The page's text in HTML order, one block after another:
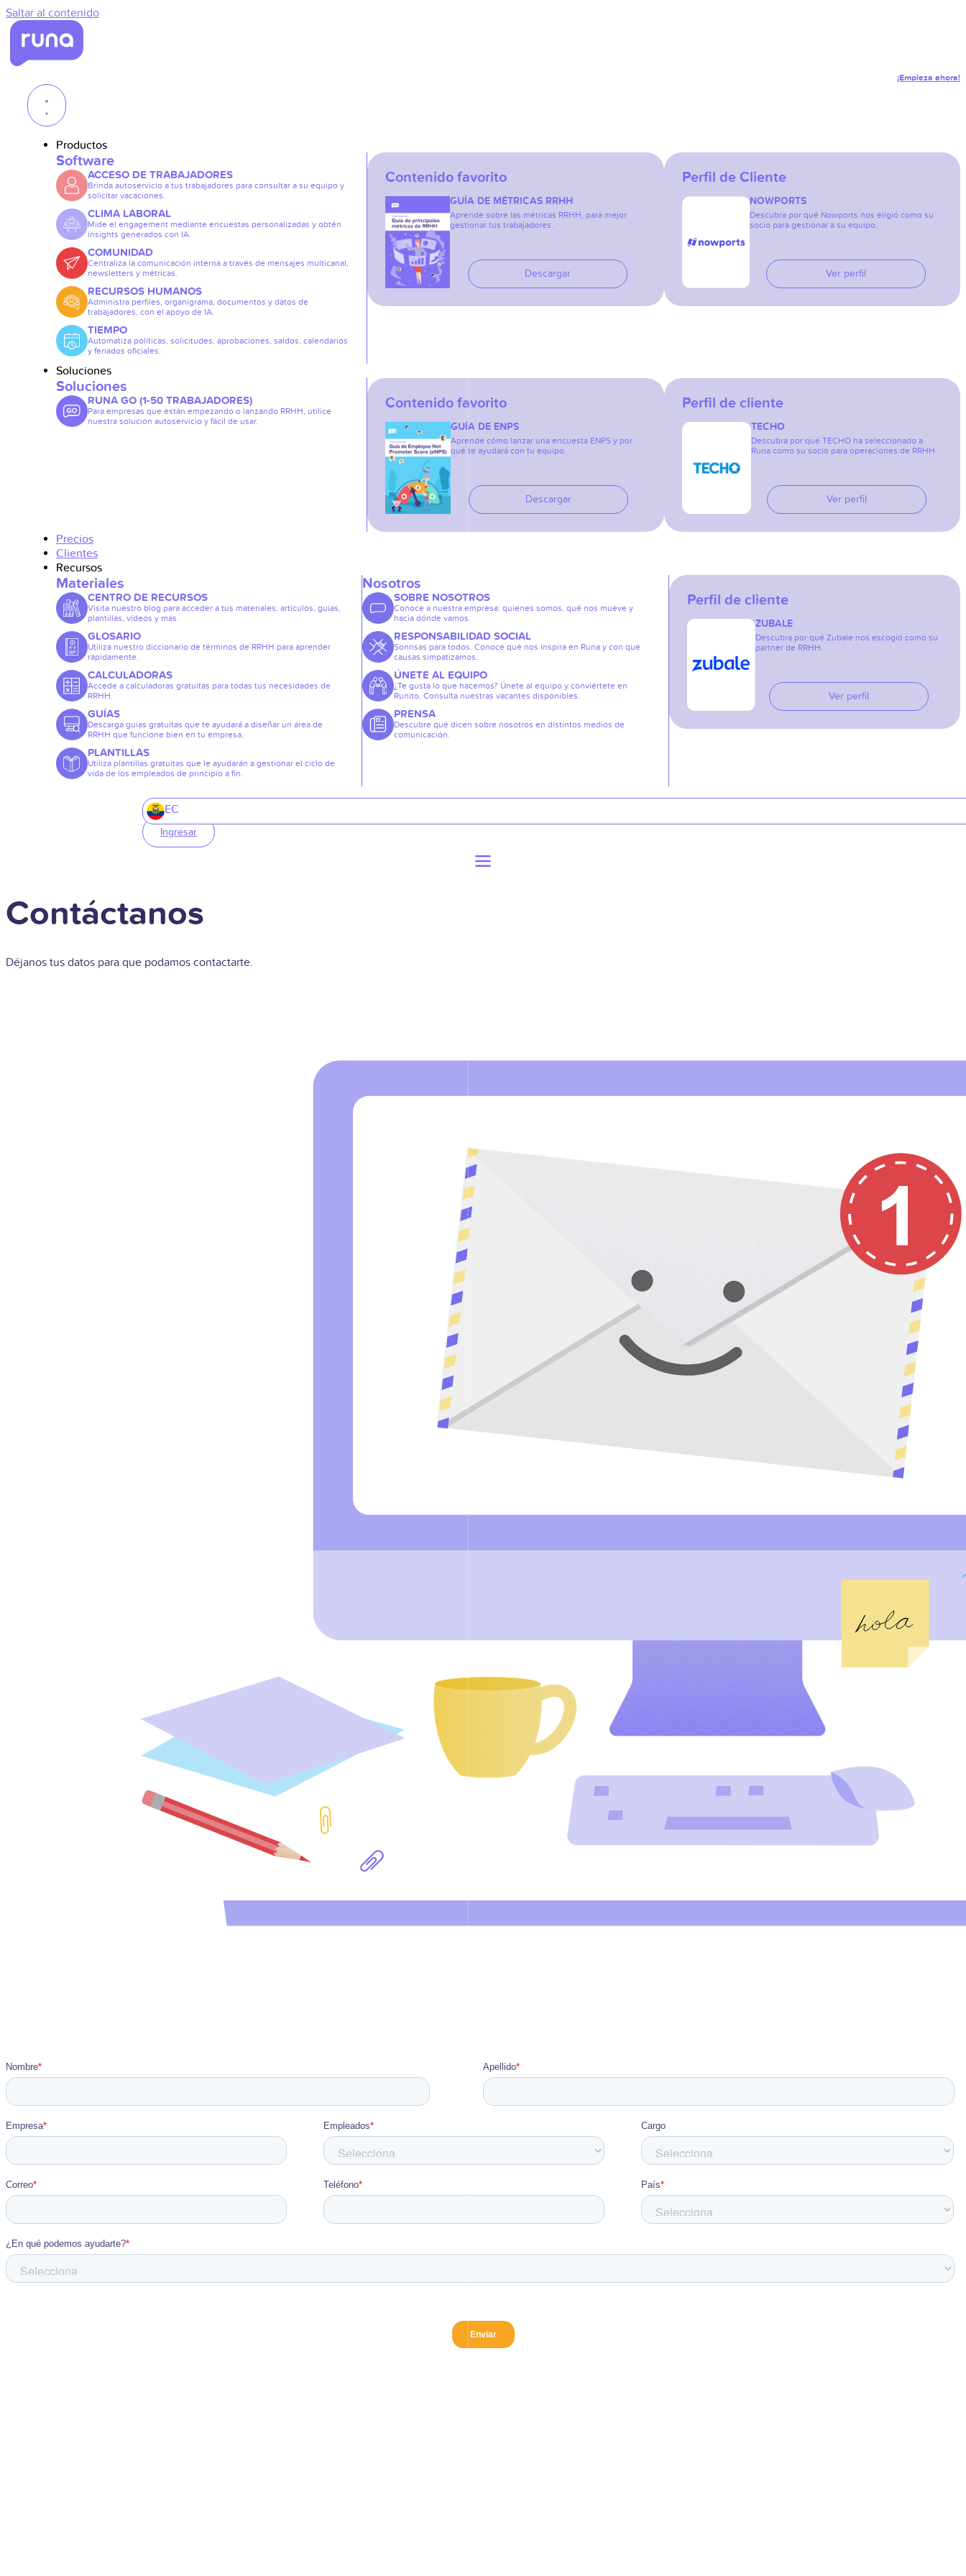
Saltar al contenido
¡Empieza ahora!
Productos
Software
ACCESO DE TRABAJADORES
Brinda autoservicio a tus trabajadores para consultar a su equipo y
solicitar vacaciones.
CLIMA LABORAL
Mide el engagement mediante encuestas personalizadas y obtén
insights generados con IA.
COMUNIDAD
Centraliza la comunicación interna a través de mensajes multicanal,
newsletters y métricas.
RECURSOS HUMANOS
Administra perfiles, organigrama, documentos y datos de
trabajadores, con el apoyo de IA.
TIEMPO
Automatiza políticas, solicitudes, aprobaciones, saldos, calendarios
y feriados oficiales.
Contenido favorito
GUÍA DE MÉTRICAS RRHH
Aprende sobre las métricas RRHH, para mejor
gestionar tus trabajadores.
Descargar
Perfil de Cliente
NOWPORTS
Descubra por qué Nowports nos eligió como su
socio para gestionar a su equipo.
Ver perfil
Soluciones
Soluciones
RUNA GO (1-50 TRABAJADORES)
Para empresas que están empezando o lanzando RRHH, utilice
nuestra solución autoservicio y fácil de usar.
Contenido favorito
GUÍA DE ENPS
Aprende cómo lanzar una encuesta ENPS y por
qué te ayudará con tu equipo.
Descargar
Perfil de cliente
TECHO
Descubra por qué TECHO ha seleccionado a
Runa como su socio para operaciones de RRHH.
Ver perfil
Precios
Clientes
Recursos
Materiales
CENTRO DE RECURSOS
Visita nuestro blog para acceder a tus materiales: artículos, guías,
plantillas, vídeos y más.
GLOSARIO
Utiliza nuestro diccionario de términos de RRHH para aprender
rápidamente.
CALCULADORAS
Accede a calculadoras gratuitas para todas tus necesidades de
RRHH.
GUÍAS
Descarga guías gratuitas que te ayudará a diseñar un área de
RRHH que funcione bien en tu empresa.
PLANTILLAS
Utiliza plantillas gratuitas que le ayudarán a gestionar el ciclo de
vida de los empleados de principio a fin.
Nosotros
SOBRE NOSOTROS
Conoce a nuestra empresa: quienes somos, qué nos mueve y
hacia dónde vamos.
RESPONSABILIDAD SOCIAL
Sonrisas para todos. Conoce qué nos inspira en Runa y con qué
causas simpatizamos.
ÚNETE AL EQUIPO
¿Te gusta lo que hacemos? Únete al equipo y conviértete en
Runito. Consulta nuestras vacantes disponibles.
PRENSA
Descubre qué dicen sobre nosotros en distintos medios de
comunicación.
Perfil de cliente
ZUBALE
Descubra por qué Zubale nos escogió como su
partner de RRHH.
Ver perfil
EC
Ingresar
Contáctanos
Déjanos tus datos para que podamos contactarte.